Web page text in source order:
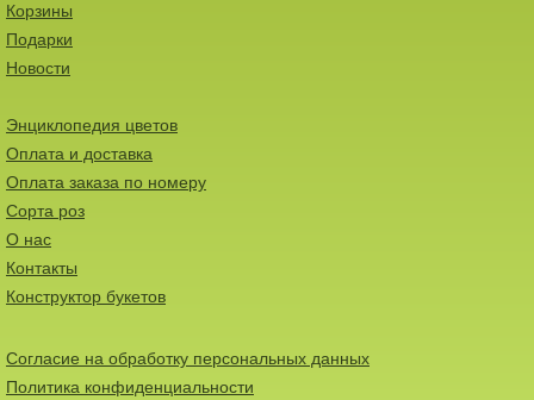
Корзины
Подарки
Новости
Энциклопедия цветов
Оплата и доставка
Оплата заказа по номеру
Сорта роз
О нас
Контакты
Конструктор букетов
Согласие на обработку персональных данных
Политика конфиденциальности